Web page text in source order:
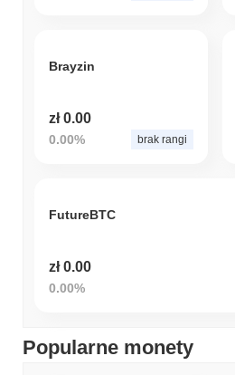
Brayzin
zł 0.00
0.00% brak rangi
FutureBTC
zł 0.00
0.00%
Popularne monety